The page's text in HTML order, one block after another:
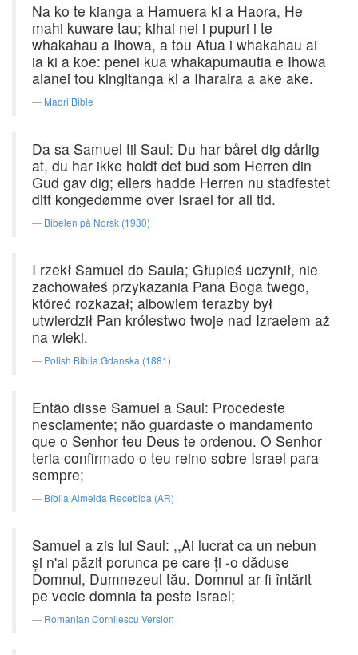
Na ko te kianga a Hamuera ki a Haora, He
mahi kuware tau; kihai nei i pupuri i te
whakahau a Ihowa, a tou Atua i whakahau ai
ia ki a koe: penei kua whakapumautia e Ihowa
aianei tou kingitanga ki a Iharaira a ake ake.
Maori Bible
Da sa Samuel til Saul: Du har båret dig dårlig
at, du har ikke holdt det bud som Herren din
Gud gav dig; ellers hadde Herren nu stadfestet
ditt kongedømme over Israel for all tid.
Bibelen på Norsk (1930)
I rzekł Samuel do Saula; Głupieś uczynił, nie
zachowałeś przykazania Pana Boga twego,
któreć rozkazał; albowiem terazby był
utwierdził Pan królestwo twoje nad Izraelem aż
na wieki.
Polish Biblia Gdanska (1881)
Então disse Samuel a Saul: Procedeste
nesciamente; não guardaste o mandamento
que o Senhor teu Deus te ordenou. O Senhor
teria confirmado o teu reino sobre Israel para
sempre;
Bíblia Almeida Recebida (AR)
Samuel a zis lui Saul: ,,Ai lucrat ca un nebun
şi n'ai păzit porunca pe care ţi -o dăduse
Domnul, Dumnezeul tău. Domnul ar fi întărit
pe vecie domnia ta peste Israel;
Romanian Cornilescu Version